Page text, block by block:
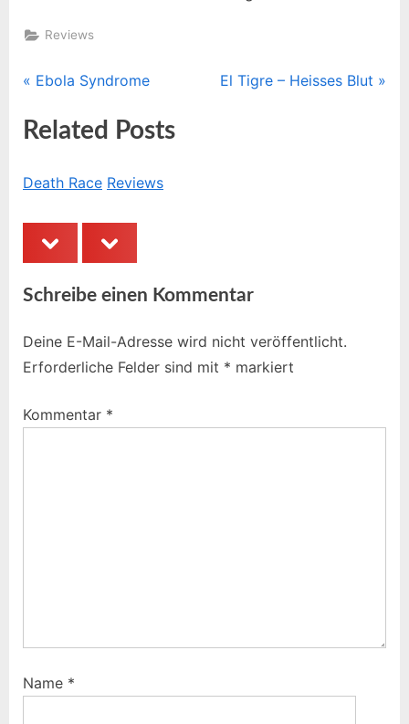
Reviews
Beitragsnavigation
P
e
i
s
s
t
Ebola Syndrome
N
El Tigre – Heisses Blut
Related Posts
Death Race Reviews
prev next
Schreibe einen Kommentar
Deine E-Mail-Adresse wird nicht veröffentlicht.
Erforderliche Felder sind mit * markiert
Kommentar *
Name *